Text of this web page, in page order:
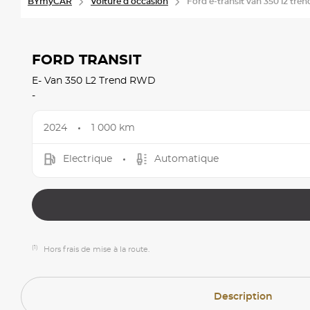
FORD TRANSIT
E- Van 350 L2 Trend RWD
-
2024 1 000 km
Electrique Automatique
(1) Hors frais de mise à la route.
Description